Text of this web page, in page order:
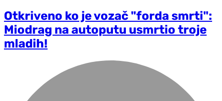
Otkriveno ko je vozač "forda smrti":
Miodrag na autoputu usmrtio troje
mladih!